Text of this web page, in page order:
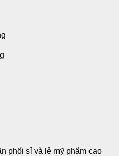
phối sỉ và lẻ mỹ phẩm cao